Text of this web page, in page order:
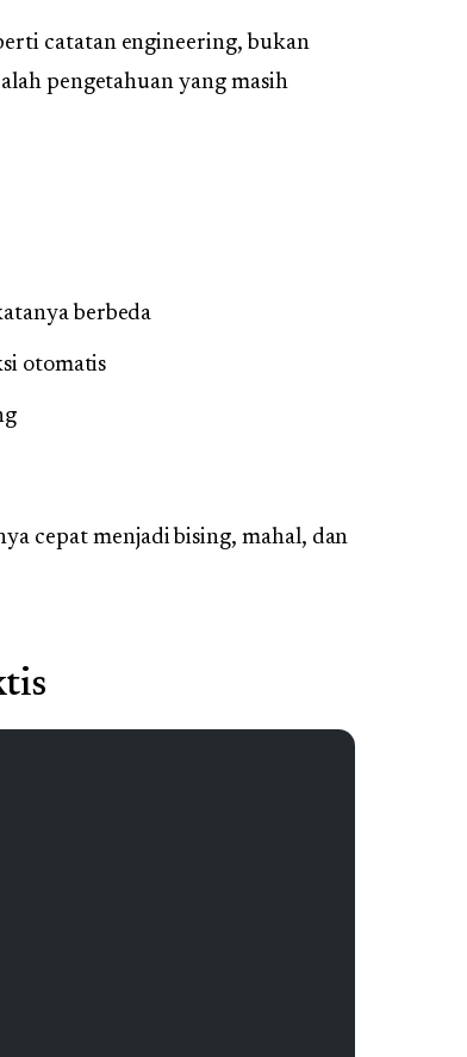
catatan engineering, bukan
pengetahuan yang masih
berbeda
otomatis
cepat menjadi bising, mahal, dan